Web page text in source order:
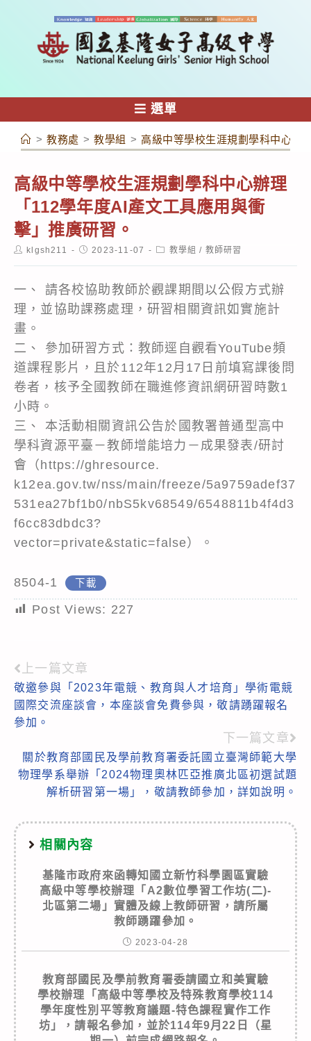
容
選單
> 教務處 > 教學組 > 高級中等學校生涯規劃學科中心辦
高級中等學校生涯規劃學科中心辦理
「112學年度AI產文工具應用與衝
擊」推廣研習。
Postklgsh211
Post2023-11-07
Post教學組 / 教師研習
一、 請各校協助教師於觀課期間以公假方式辦
理，並協助課務處理，研習相關資訊如實施計
畫。
二、 參加研習方式：教師逕自觀看YouTube頻
道課程影片，且於112年12月17日前填寫課後問
卷者，核予全國教師在職進修資訊網研習時數1
小時。
三、 本活動相關資訊公告於國教署普通型高中
學科資源平臺－教師增能培力－成果發表/研討
會（https://ghresource.
k12ea.gov.tw/nss/main/freeze/5a9759adef37
531ea27bf1b0/nbS5kv68549/6548811b4f4d3
f6cc83dbdc3?
vector=private&static=false）。
8504-1 下載
Post Views: 227
Read
more
articles
上一篇文章
敬邀參與「2023年電競、教育與人才培育」學術電競
國際交流座談會，本座談會免費參與，敬請踴躍報名
參加。
下一篇文章
關於教育部國民及學前教育署委託國立臺灣師範大學
物理學系舉辦「2024物理奧林匹亞推廣北區初選試題
解析研習第一場」，敬請教師參加，詳如說明。
相關內容
基隆市政府來函轉知國立新竹科學園區實驗
高級中等學校辦理「A2數位學習工作坊(二)-
北區第二場」實體及線上教師研習，請所屬
教師踴躍參加。
2023-04-28
教育部國民及學前教育署委請國立和美實驗
學校辦理「高級中等學校及特殊教育學校114
學年度性別平等教育議題-特色課程實作工作
坊」，請報名參加，並於114年9月22日（星